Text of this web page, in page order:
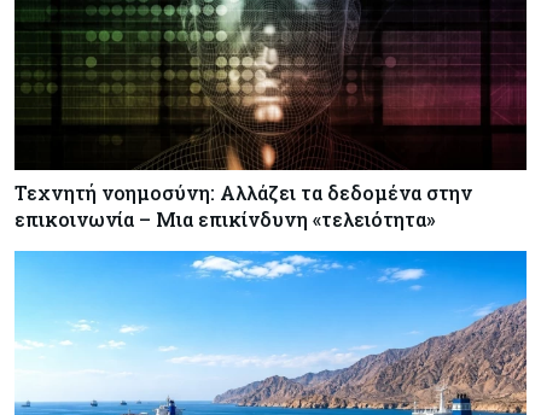
Τεχνητή νοημοσύνη: Αλλάζει τα δεδομένα στην
επικοινωνία – Μια επικίνδυνη «τελειότητα»